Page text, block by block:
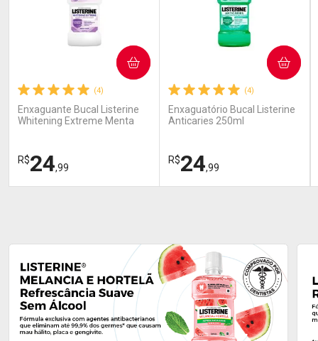
(4)
Enxaguante Bucal Listerine
Whitening Extreme Menta
R$24,99
COMPRAR
(4)
Enxaguatório Bucal Listerine
Anticaries 250ml
R$24,99
COMPRAR